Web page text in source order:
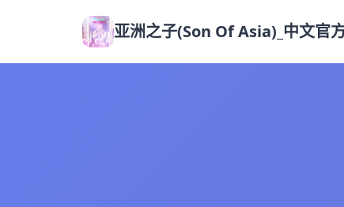
亚洲之子(Son Of Asia)_中文官